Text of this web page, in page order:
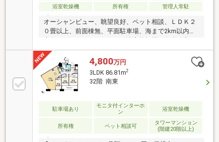
浴室乾燥機
所有権 管理人常駐
オーシャンビュー、眺望良好、ペット相談、ＬＤＫ２
０畳以上、前面棟無、平面駐車場、海まで2km以内、
好、全居室収納、閑静な住宅地、シャワー付洗面化粧
台、対面式キッチン、自走式駐車場、南面バルコニ
ー、オートバス、温水洗浄便座、ＴＶモニタ付インタ
ーホン、緑豊かな住宅地、通風良好、全居室フローリ
ング、ウォークインクローゼット、大型タウン内、平
坦地、エレベーター、区画整理地内、宅配ボックス、
駐輪場、食器洗乾燥機、浄水器
4,800万円
3LDK 86.81m2
32階 南東
駐車場あり
モニタ付インターホ
ン
浴室乾燥機
所有権 ペット相談可
タワーマンション
(階建20階以上)